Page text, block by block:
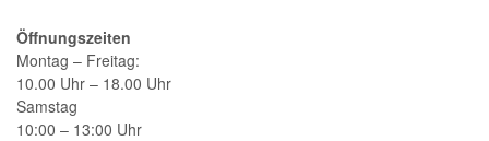
Öffnungszeiten
Montag – Freitag:
10.00 Uhr – 18.00 Uhr
Samstag
10:00 – 13:00 Uhr